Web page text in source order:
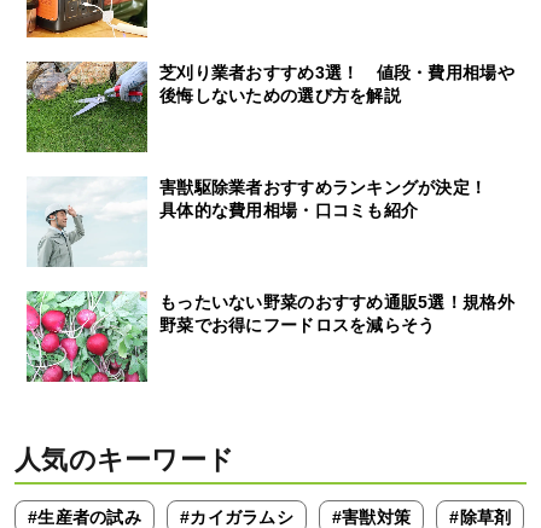
芝刈り業者おすすめ3選！ 値段・費用相場や
後悔しないための選び方を解説
害獣駆除業者おすすめランキングが決定！
具体的な費用相場・口コミも紹介
もったいない野菜のおすすめ通販5選！規格外
野菜でお得にフードロスを減らそう
人気のキーワード
#生産者の試み #カイガラムシ #害獣対策 #除草剤